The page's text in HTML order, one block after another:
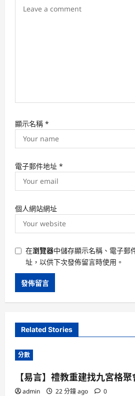
顯示名稱 *
電子郵件地址 *
個人網站網址
在瀏覽器中儲存顯示名稱、電子郵
址，以供下次發佈留言時使用。
Related Stories
分數
【易言】禮教重建找九宮格
admin 22 分鐘 ago 0